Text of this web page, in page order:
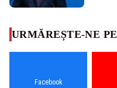
URMĂREȘTE-NE PE
Facebook